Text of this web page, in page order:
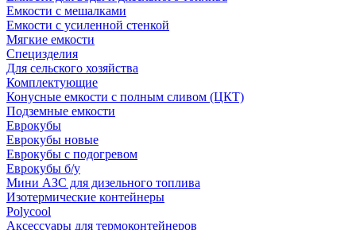
Емкости с мешалками
Емкости с усиленной стенкой
Мягкие емкости
Специзделия
Для сельского хозяйства
Комплектующие
Конусные емкости с полным сливом (ЦКТ)
Подземные емкости
Еврокубы
Еврокубы новые
Еврокубы с подогревом
Еврокубы б/у
Мини АЗС для дизельного топлива
Изотермические контейнеры
Polycool
Аксессуары для термоконтейнеров